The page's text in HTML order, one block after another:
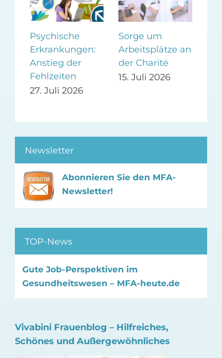
Psychische
Erkrankungen:
Anstieg der
Fehlzeiten
27. Juli 2026
Sorge um
Arbeitsplätze an
der Charité
15. Juli 2026
Newsletter
Abonnieren Sie den MFA-
Newsletter!
TOP-News
Gute Job-Perspektiven im
Gesundheitswesen – MFA-heute.de
Vivabini Frauenblog – Hilfreiches,
Schönes und Außergewöhnliches